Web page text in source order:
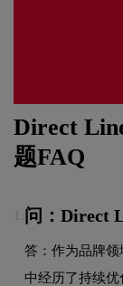
Direct
题FAQ
问：Direct
答：作为品牌领
中经历了持续